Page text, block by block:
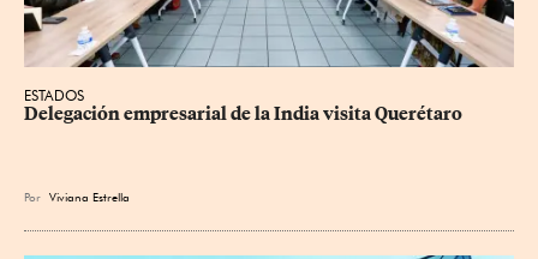
ESTADOS
Delegación empresarial de la India visita Querétaro
Por Viviana Estrella